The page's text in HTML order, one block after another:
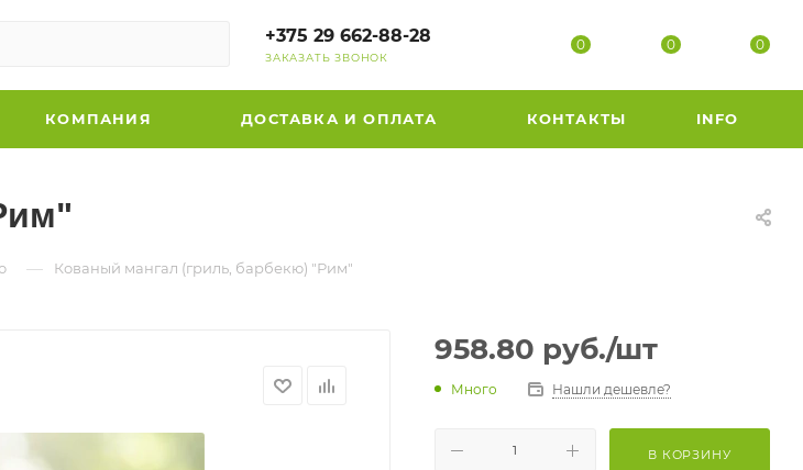
+375 29 662-88-28
ЗАКАЗАТЬ ЗВОНОК
0 0 0
КОМПАНИЯ ДОСТАВКА И ОПЛАТА КОНТАКТЫ INFO
— Кованый мангал (гриль, барбекю) "Рим"
958.80 руб./шт
Много Нашли дешевле?
В КОРЗИНУ